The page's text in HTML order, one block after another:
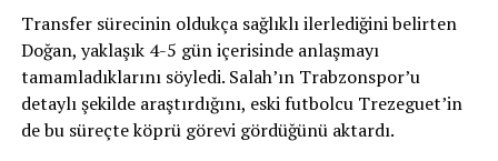
Transfer sürecinin oldukça sağlıklı ilerlediğini belirten
Doğan, yaklaşık 4-5 gün içerisinde anlaşmayı
tamamladıklarını söyledi. Salah’ın Trabzonspor’u
detaylı şekilde araştırdığını, eski futbolcu Trezeguet’in
de bu süreçte köprü görevi gördüğünü aktardı.